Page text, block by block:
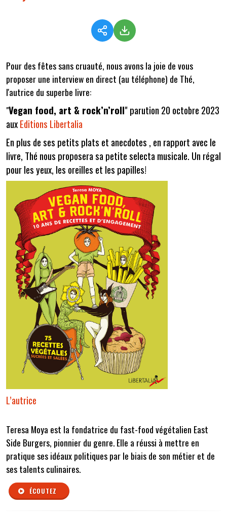
Pour des fêtes sans cruauté, nous avons la joie de vous
proposer une interview en direct (au téléphone) de Thé,
l'autrice du superbe livre:
"Vegan food, art & rock’n’roll" parution 20 octobre 2023
auxEditions Libertalia
En plus de ses petits plats et anecdotes , en rapport avec le
livre, Thé nous proposera sa petite selecta musicale. Un régal
pour les yeux, les oreilles et les papilles!
L’autrice
Teresa Moya est la fondatrice du fast-food végétalien East
Side Burgers, pionnier du genre. Elle a réussi à mettre en
pratique ses idéaux politiques par le biais de son métier et de
ses talents culinaires.
ÉCOUTEZ